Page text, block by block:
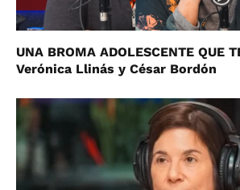
UNA BROMA ADOLESCENTE QUE
Verónica Llinás y César Bordón